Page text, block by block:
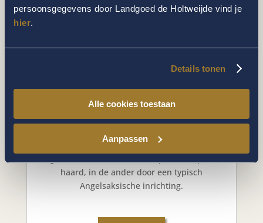
persoonsgegevens door Landgoed de Holtweijde vind je
hier.
Details tonen
Alle cookies toestaan
Aanpassen
In de een wordt het gevoel van stijlvol landleven
haard, in de ander door een typisch
Angelsaksische inrichting.